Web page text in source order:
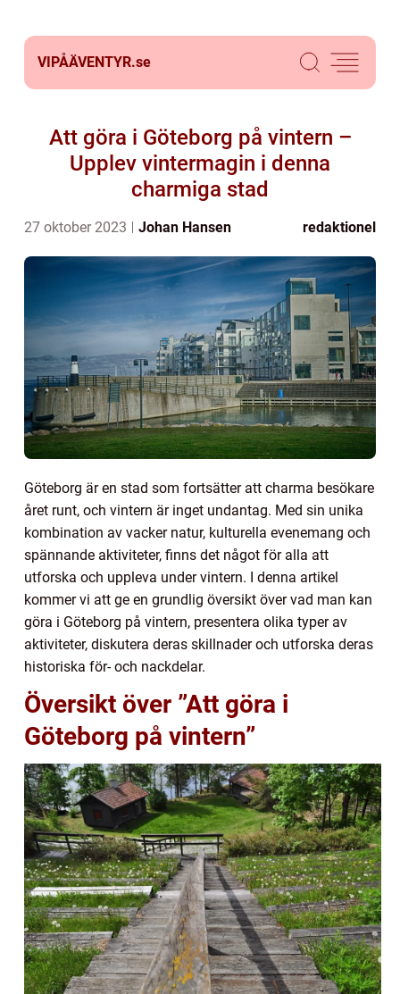
VIPÅÄVENTYR.se
Att göra i Göteborg på vintern –
Upplev vintermagin i denna
charmiga stad
27 oktober 2023 Johan Hansen redaktionel
Göteborg är en stad som fortsätter att charma besökare
året runt, och vintern är inget undantag. Med sin unika
kombination av vacker natur, kulturella evenemang och
spännande aktiviteter, finns det något för alla att
utforska och uppleva under vintern. I denna artikel
kommer vi att ge en grundlig översikt över vad man kan
göra i Göteborg på vintern, presentera olika typer av
aktiviteter, diskutera deras skillnader och utforska deras
historiska för- och nackdelar.
Översikt över ”Att göra i
Göteborg på vintern”